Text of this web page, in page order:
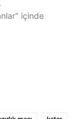
içinde